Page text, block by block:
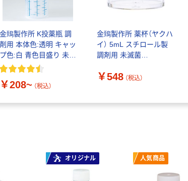
金鵄製作所 K投薬瓶 調
剤用 本体色:透明 キャッ
プ色:白 青色目盛り 未滅
菌
￥208~ （税込）
金鵄製作所 薬杯（ヤクハ
イ） 5mL スチロール製
調剤用 未滅菌
入）
￥548 （税込）
オリジナル 人気商品